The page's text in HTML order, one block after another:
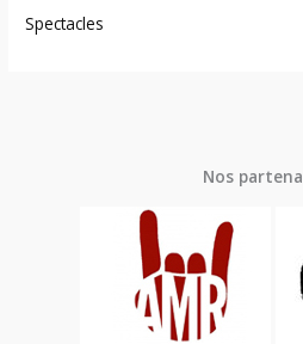
Spectacles
Nos